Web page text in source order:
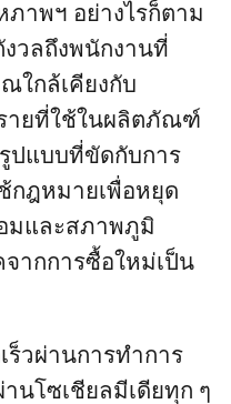
ภาพฯ อย่างไรก็ตาม
วลถึงพนักงานที่
ใกล้เคียงกับ
ายที่ใช้ในผลิตภัณฑ์
ปแบบที่ขัดกับการ
กฎหมายเพื่อหยุด
มและสภาพภูมิ
ากการซื้อใหม่เป็น
ร็วผ่านการทำการ
นโซเชียลมีเดียทุก ๆ